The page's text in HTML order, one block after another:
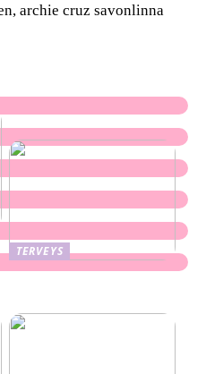
archie cruz savonlinna
TERVEYS